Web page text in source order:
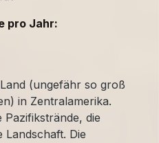
pro Jahr:
(ungefähr so groß
in Zentralamerika.
Pazifikstrände, die
Landschaft. Die